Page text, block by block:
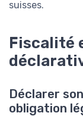
suisses.
Fiscalité
Déclarer
obligation